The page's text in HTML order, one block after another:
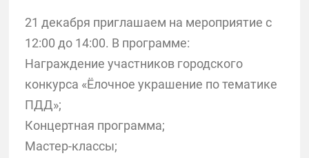
21 декабря приглашаем на мероприятие с
12:00 до 14:00. В программе:
Награждение участников городского
конкурса «Ёлочное украшение по тематике
ПДД»;
Концертная программа;
Мастер-классы;